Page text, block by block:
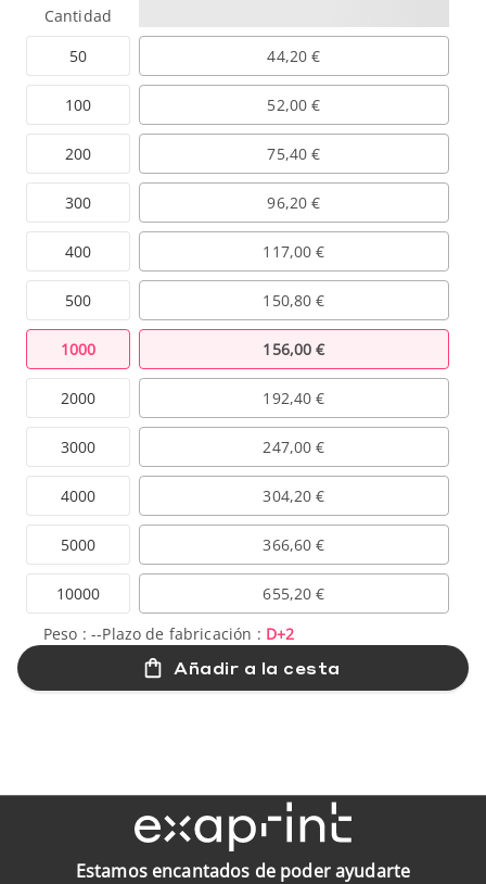
Cantidad
50
100
200
300
400
500
1000
2000
3000
4000
5000
10000
44,20 €
52,00 €
75,40 €
96,20 €
117,00 €
150,80 €
156,00 €
192,40 €
247,00 €
304,20 €
366,60 €
655,20 €
Peso :--Plazo de fabricación : D+2
Añadir a la cesta
Estamos encantados de poder ayudarte